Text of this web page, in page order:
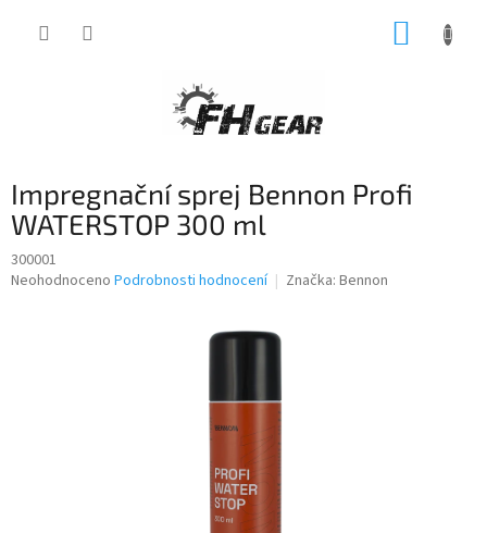
Impregnační sprej Bennon Profi
WATERSTOP 300 ml
300001
Průměrné
Neohodnoceno Podrobnosti hodnocení Značka: Bennon